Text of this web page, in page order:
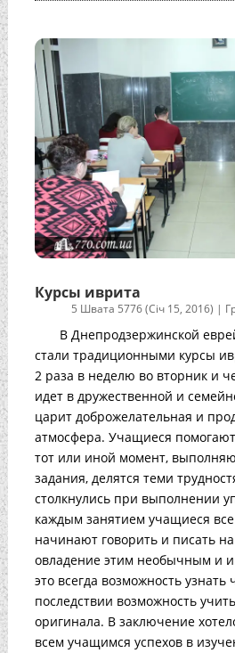
Курсы иврита
5 Швата 5776 (Січ 15, 2016) |
В Днепродзержинской
стали традиционными курсы
2 раза в неделю во вторник и
идет в дружественной и
царит доброжелательная и
атмосфера. Учащиеся помогают
тот или иной момент,
задания, делятся теми
столкнулись при выполнении
каждым занятием учащиеся
начинают говорить и писать
овладение этим необычным и
это всегда возможность узнать
последствии возможность
оригинала. В заключение
всем учащимся успехов в